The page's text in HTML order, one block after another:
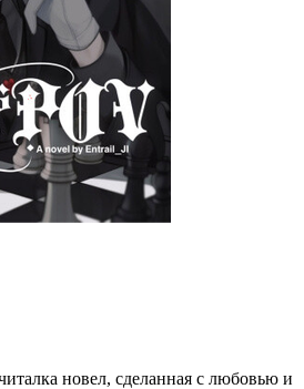
новел, сделанная с любовью и